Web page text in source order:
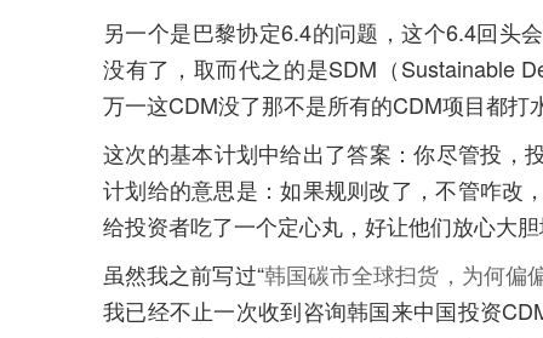
另一个是巴黎协定6.4的问题，这个6.4回头
没有了，取而代之的是SDM（Sustainable
万一这CDM没了那不是所有的CDM项目都打
这次的基本计划中给出了答案：你尽管投，
计划给的意思是：如果规则改了，不管咋改
给投资者吃了一个定心丸，好让他们放心大
虽然我之前写过“韩国碳市全球扫货，为何偏
我已经不止一次收到咨询韩国来中国投资